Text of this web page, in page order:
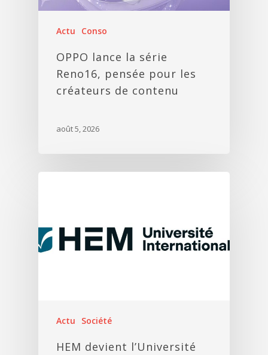
Actu Conso
OPPO lance la série
Reno16, pensée pour les
créateurs de contenu
août 5, 2026
Actu Société
HEM devient l’Université